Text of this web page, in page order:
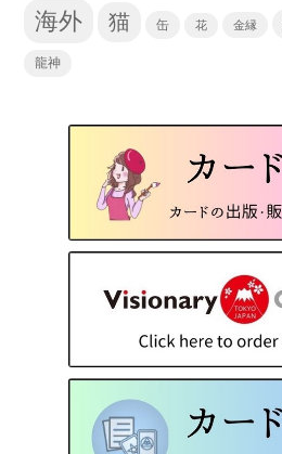
海外 猫 缶 花 金縁
龍神